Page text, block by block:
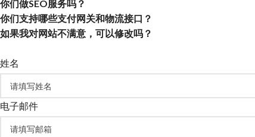
你们做SEO服务吗？
你们支持哪些支付网关和物流接口？
如果我对网站不满意，可以修改吗？
姓名
电子邮件